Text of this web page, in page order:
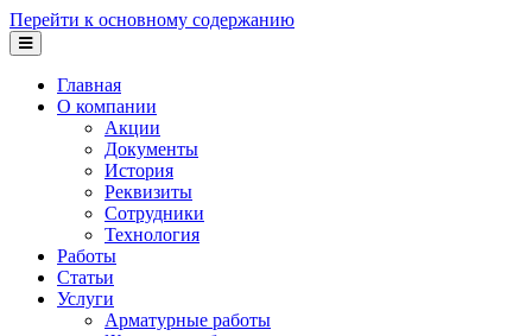
Перейти к основному содержанию
Главная
О компании
Акции
Документы
История
Реквизиты
Сотрудники
Технология
Работы
Статьи
Услуги
Арматурные работы